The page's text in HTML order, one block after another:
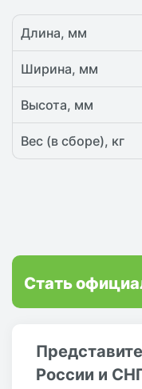
Длина, мм
Ширина, мм
Высота, мм
Вес (в сборе), кг
России и
Стать